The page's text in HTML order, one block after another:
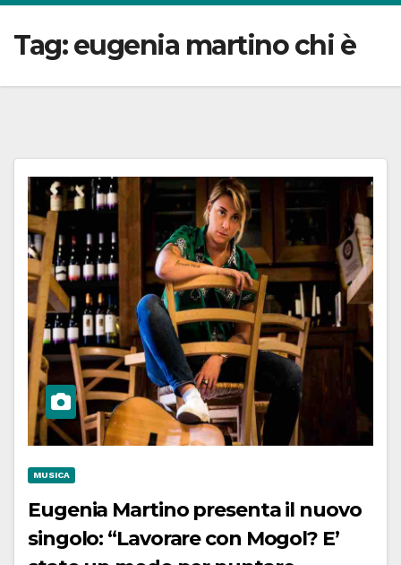
Tag:eugenia martino chi è
MUSICA
Eugenia Martino presenta il nuovo
singolo: “Lavorare con Mogol? E’